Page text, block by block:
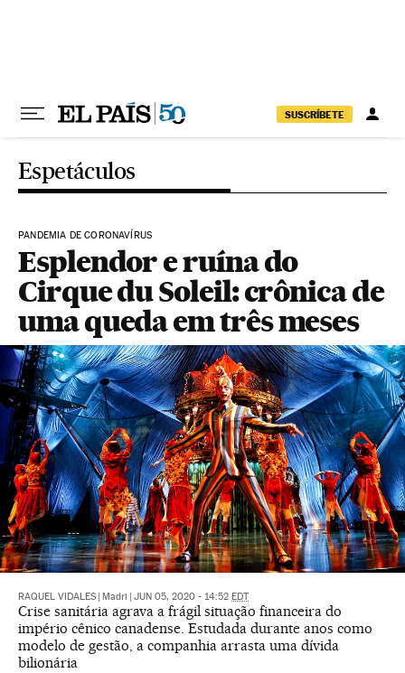
SUSCRÍBETE
Espetáculos
PANDEMIA DE CORONAVÍRUS
Esplendor e ruína do
Cirque du Soleil: crônica de
uma queda em três meses
RAQUEL VIDALES Madri JUN 05, 2020 - 14:52 EDT
Crise sanitária agrava a frágil situação financeira do
império cênico canadense. Estudada durante anos como
modelo de gestão, a companhia arrasta uma dívida
bilionária